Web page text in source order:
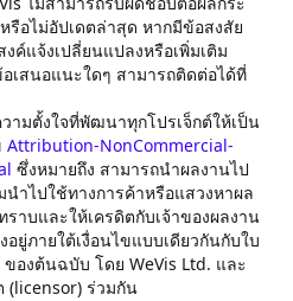
อไม่อัปเดตล่าสุด หากมีข้อสงสัย
ค์แจ้งเปลี่ยนแปลงหรือเพิ่มเติม
เสนอแนะใดๆ สามารถติดต่อได้ที่
ามตั้งใจที่พัฒนาทุกโปรเจ็กต์ให้เป็น
Attribution-NonCommercial-
ซึ่งหมายถึง สามารถนำผลงานไป
ำไปใช้ทางการค้าหรือแสวงหาผล
าบและให้เครดิตกับเจ้าของผลงาน
ยู่ภายใต้เงื่อนไขแบบเดียวกันกับใบ
องต้นฉบับ โดย WeVis Ltd. และ
(licensor) ร่วมกัน